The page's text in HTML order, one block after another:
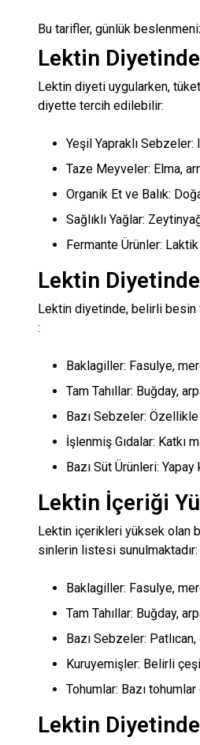
Bu tarifler, günlük
Lektin
Lektin diyeti uygularken,
diyette tercih edilebilir:
Yeşil Yapraklı
Taze Meyveler: Elma,
Organik Et ve Balık:
Sağlıklı Yağlar:
Fermante Ürünler:
Lektin
Lektin diyetinde, belirli besin
:
Baklagiller: Fasulye,
Tam Tahıllar: Buğday,
Bazı Sebzeler:
İşlenmiş Gıdalar: Katkı
Bazı Süt Ürünleri:
Lektin İçeriği
Lektin içerikleri yüksek olan
sinlerin listesi sunulmaktadır:
Baklagiller: Fasulye,
Tam Tahıllar: Buğday,
Bazı Sebzeler:
Kuruyemişler: Belirli
Tohumlar: Bazı
Lektin